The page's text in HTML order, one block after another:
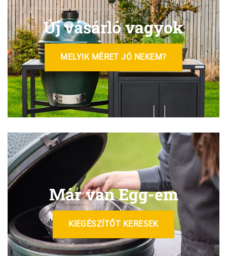
Új vásárló vagyok
MELYIK MÉRET JÓ NEKEM?
Már van Egg-em
KIEGÉSZÍTŐT KERESEK